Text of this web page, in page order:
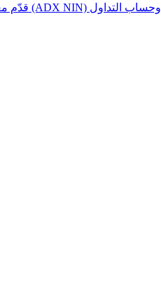
قدّم معلومات رقم المستثمر في سوق أبوظبي للأوراق المالية (ADX NIN) وحساب التداول